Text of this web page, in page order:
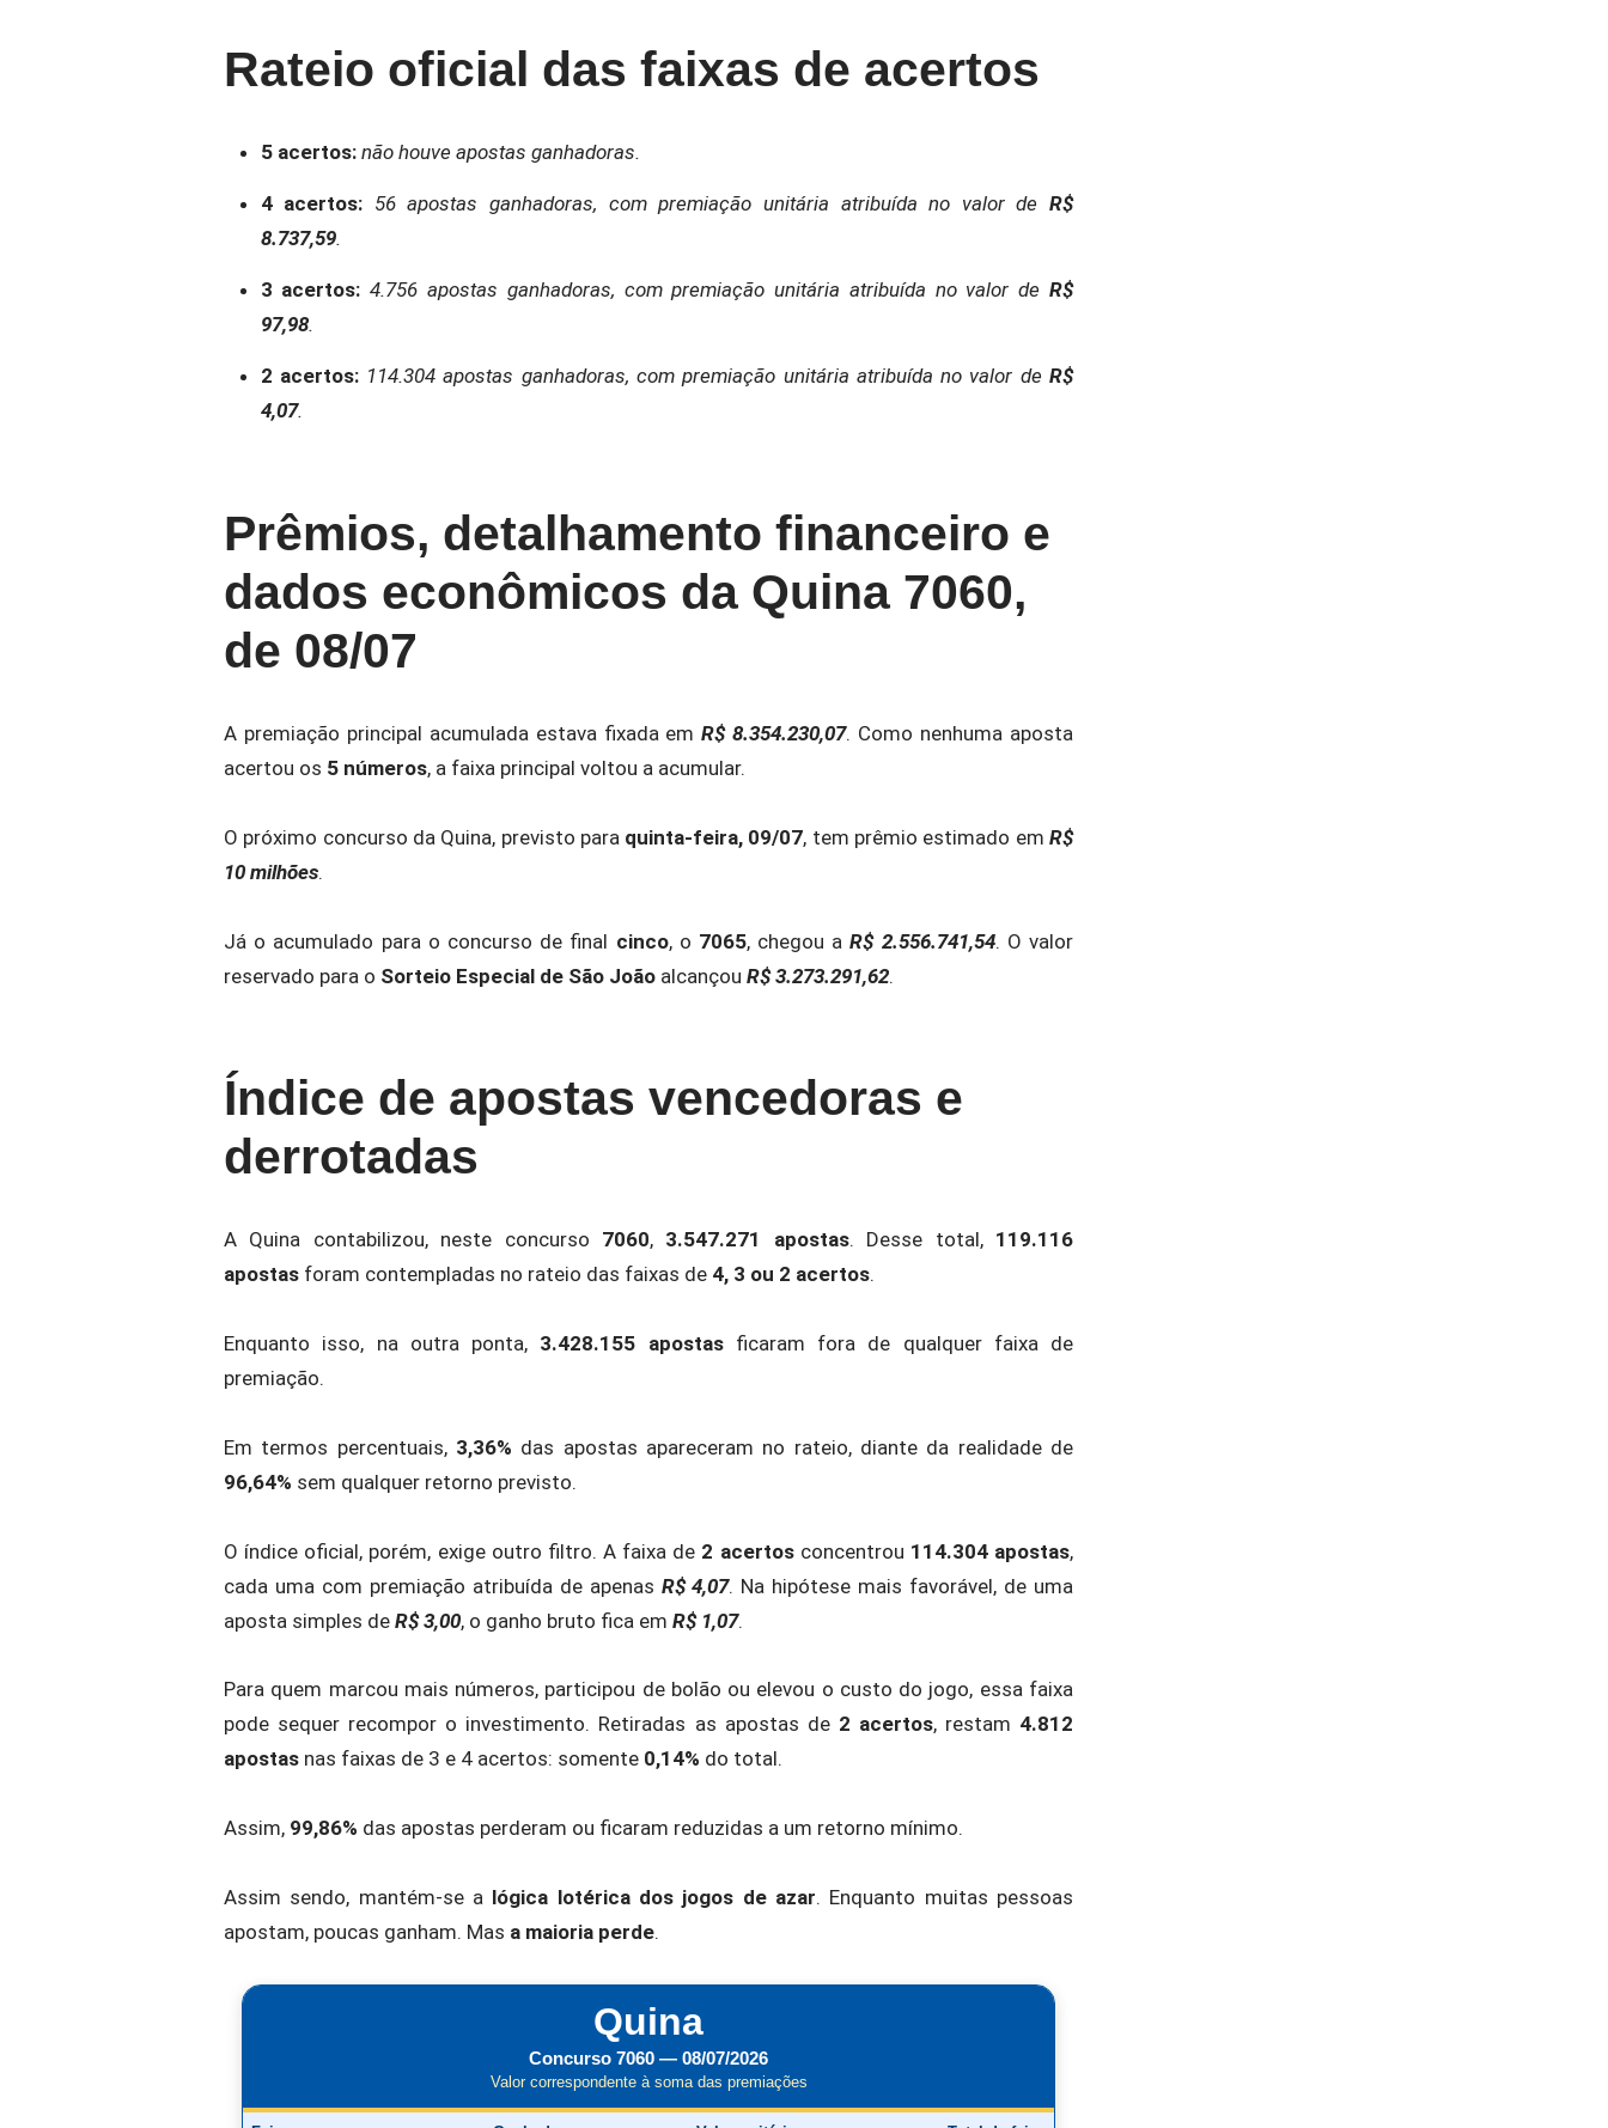
Rateio oficial das faixas de acertos
5 acertos: não houve apostas ganhadoras.
4 acertos: 56 apostas ganhadoras, com premiação unitária atribuída no valor deR$
8.737,59.
3 acertos: 4.756 apostas ganhadoras, com premiação unitária atribuída no valor deR$
97,98.
2 acertos: 114.304 apostas ganhadoras, com premiação unitária atribuída no valor deR$
4,07.
Prêmios, detalhamento financeiro e
dados econômicos da Quina 7060,
de 08/07
A premiação principal acumulada estava fixada emR$ 8.354.230,07. Como nenhuma aposta
acertou os 5 números, a faixa principal voltou a acumular.
O próximo concurso da Quina, previsto para quinta-feira, 09/07, tem prêmio estimado emR$
10 milhões.
Já o acumulado para o concurso de final cinco, o 7065, chegou aR$ 2.556.741,54. O valor
reservado para o Sorteio Especial de São João alcançou R$ 3.273.291,62.
Índice de apostas vencedoras e
derrotadas
A Quina contabilizou, neste concurso 7060, 3.547.271 apostas. Desse total, 119.116
apostas foram contempladas no rateio das faixas de 4, 3 ou 2 acertos.
Enquanto isso, na outra ponta, 3.428.155 apostasficaram fora de qualquer faixa de
premiação.
Em termos percentuais, 3,36% das apostas apareceram no rateio, diante da realidade de
96,64% sem qualquer retorno previsto.
O índice oficial, porém, exige outro filtro. A faixa de 2 acertosconcentrou 114.304 apostas,
cada uma com premiação atribuída de apenas R$ 4,07. Na hipótese mais favorável, de uma
aposta simples de R$ 3,00, o ganho bruto fica em R$ 1,07.
Para quem marcou mais números, participou de bolão ou elevou o custo do jogo, essa faixa
pode sequer recompor o investimento. Retiradas as apostas de 2 acertos, restam 4.812
apostas nas faixas de 3 e 4 acertos: somente 0,14% do total.
Assim, 99,86% das apostas perderam ou ficaram reduzidas a um retorno mínimo.
Assim sendo, mantém-se a lógica lotérica dos jogos de azar. Enquanto muitas pessoas
apostam, poucas ganham. Mas a maioria perde.
Quina
Concurso 7060 — 08/07/2026
Valor correspondente à soma das premiações